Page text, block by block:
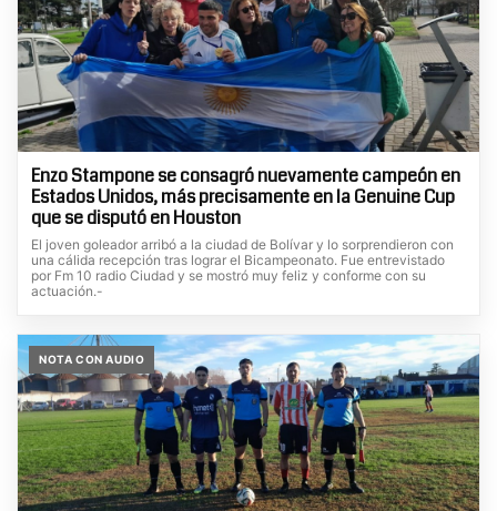
Enzo Stampone se consagró nuevamente campeón en
Estados Unidos, más precisamente en la Genuine Cup
que se disputó en Houston
El joven goleador arribó a la ciudad de Bolívar y lo sorprendieron con
una cálida recepción tras lograr el Bicampeonato. Fue entrevistado
por Fm 10 radio Ciudad y se mostró muy feliz y conforme con su
actuación.-
NOTA CON AUDIO